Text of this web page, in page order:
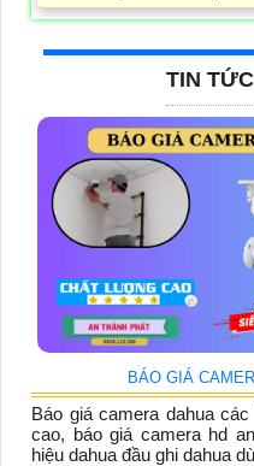
TIN
BÁO GIÁ
Báo giá camera dahua
cao, báo giá camera hd
hiệu dahua đầu ghi dahua